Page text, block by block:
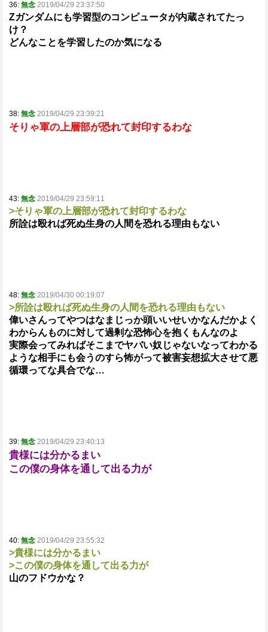
36: 無念 2019/04/29 23:37:50
Zガンダムにも学習型のコンピュータが内蔵されてたっ
け？
どんなことを学習したのか気になる
38: 無念 2019/04/29 23:39:21
そりゃ軍の上層部が恐れて封印するわな
43: 無念 2019/04/29 23:59:11
>そりゃ軍の上層部が恐れて封印するわな
所詮は殴れば死ぬ生身の人間を恐れる理由もない
48: 無念 2019/04/30 00:19:07
>所詮は殴れば死ぬ生身の人間を恐れる理由もない
偉いさんってやつはなまじっか頭いいせいかなんだかよく
わからんものに対して過剰な恐怖心を抱くもんなのよ
実際会ってみればそこまでヤバい奴じゃないなってわかる
ような相手にも会うのすら怖がって被害妄想拡大させて悪
循環ってな具合でな…
39: 無念 2019/04/29 23:40:13
貴様には分かるまい
この僕の身体を通して出る力が
40: 無念 2019/04/29 23:55:32
>貴様には分かるまい
>この僕の身体を通して出る力が
山のフドウかな？